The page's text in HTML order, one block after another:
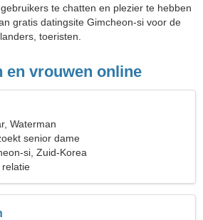
te chatten en plezier te hebben
gratis datingsite Gimcheon-si voor de
toeristen.
en vrouwen online
Waterman
senior dame
si, Zuid-Korea
relatie